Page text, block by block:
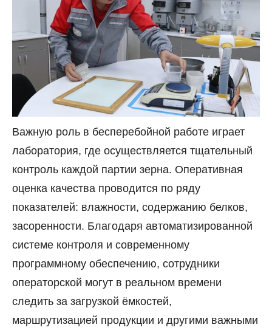
Важную роль в бесперебойной работе играет
лаборатория, где осуществляется тщательный
контроль каждой партии зерна. Оперативная
оценка качества проводится по ряду
показателей: влажности, содержанию белков,
засоренности. Благодаря автоматизированной
системе контроля и современному
программному обеспечению, сотрудники
операторской могут в реальном времени
следить за загрузкой ёмкостей,
маршрутизацией продукции и другими важными